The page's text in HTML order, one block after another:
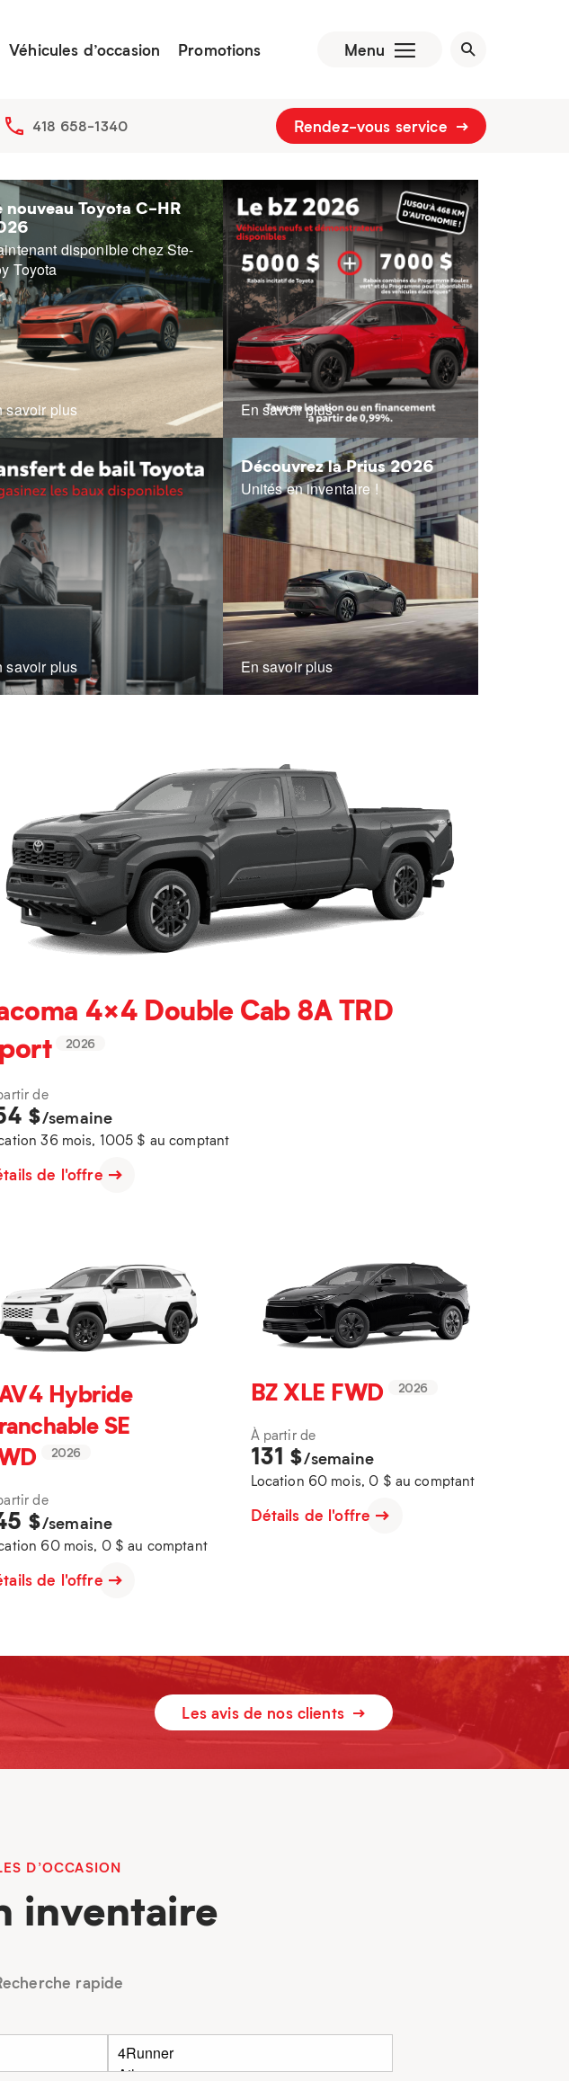
Véhicules d’occasion Promotions Menu
418 658-1340 Rendez-vous service
nouveau Toyota C-HR
disponible chez Ste-
Toyota
savoir plus En savoir plus
savoir plus
Découvrez la Prius 2026
Unités en inventaire !
En savoir plus
4×4 Double Cab 8A TRD
2026
de
$/semaine
36 mois, 1005 $ au comptant
de l'offre
Hybride
SE
2026
de
$/semaine
60 mois, 0 $ au comptant
de l'offre
BZ XLE FWD 2026
À partir de
131 $/semaine
Location 60 mois, 0 $ au comptant
Détails de l'offre
Les avis de nos clients
D’OCCASION
inventaire
rapide